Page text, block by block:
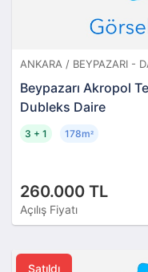
ANKARA / BEYPAZARI -
Beypazarı Akropol
Dubleks Daire
260.000 TL
Açılış Fiyatı
3 + 1 178m²
Satıldı